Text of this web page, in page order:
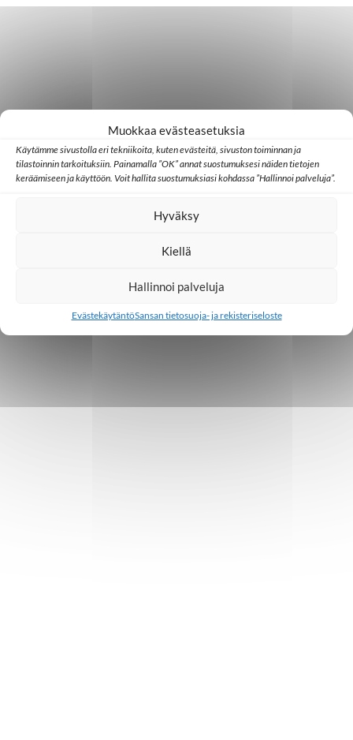
Muokkaa evästeasetuksia
Käytämme sivustolla eri tekniikoita, kuten evästeitä, sivuston toiminnan ja
tilastoinnin tarkoituksiin. Painamalla ”OK” annat suostumuksesi näiden tietojen
keräämiseen ja käyttöön. Voit hallita suostumuksiasi kohdassa ”Hallinnoi palveluja”.
Hyväksy
Kiellä
Hallinnoi palveluja
EvästekäytäntöSansan tietosuoja- ja rekisteriseloste